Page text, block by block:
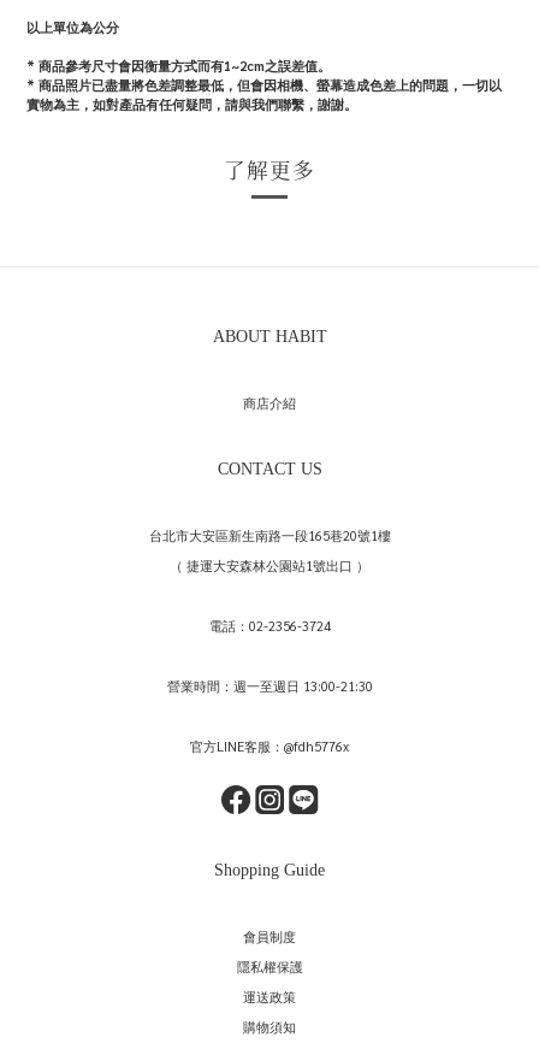
以上單位為公分
* 商品參考尺寸會因衡量方式而有1~2cm之誤差值。
* 商品照片已盡量將色差調整最低，但會因相機、螢幕造成色差上的問題，一切以
實物為主，如對產品有任何疑問，請與我們聯繫，謝謝。
了解更多
ABOUT HABIT
商店介紹
CONTACT US
台北市大安區新生南路一段165巷20號1樓
（ 捷運大安森林公園站1號出口 ）
電話：02-2356-3724
營業時間：週一至週日 13:00-21:30
官方LINE客服：@fdh5776x
Shopping Guide
會員制度
隱私權保護
運送政策
購物須知